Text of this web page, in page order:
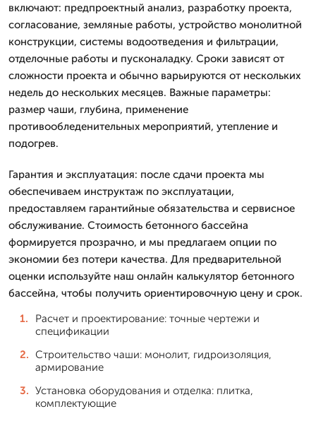
включают: предпроектный анализ, разработку проекта,
согласование, земляные работы, устройство монолитной
конструкции, системы водоотведения и фильтрации,
отделочные работы и пусконаладку. Сроки зависят от
сложности проекта и обычно варьируются от нескольких
недель до нескольких месяцев. Важные параметры:
размер чаши, глубина, применение
противообледенительных мероприятий, утепление и
подогрев.
Гарантия и эксплуатация: после сдачи проекта мы
обеспечиваем инструктаж по эксплуатации,
предоставляем гарантийные обязательства и сервисное
обслуживание. Стоимость бетонного бассейна
формируется прозрачно, и мы предлагаем опции по
экономии без потери качества. Для предварительной
оценки используйте наш онлайн калькулятор бетонного
бассейна, чтобы получить ориентировочную цену и срок.
Расчет и проектирование: точные чертежи и
спецификации
Строительство чаши: монолит, гидроизоляция,
армирование
Установка оборудования и отделка: плитка,
комплектующие